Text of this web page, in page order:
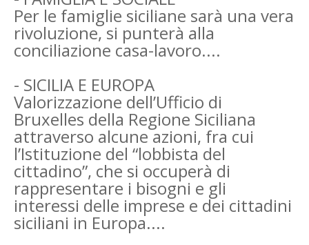
Per le famiglie siciliane sarà una vera
rivoluzione, si punterà alla
conciliazione casa-lavoro....
- SICILIA E EUROPA
Valorizzazione dell’Ufficio di
Bruxelles della Regione Siciliana
attraverso alcune azioni, fra cui
l’Istituzione del “lobbista del
cittadino”, che si occuperà di
rappresentare i bisogni e gli
interessi delle imprese e dei cittadini
siciliani in Europa....